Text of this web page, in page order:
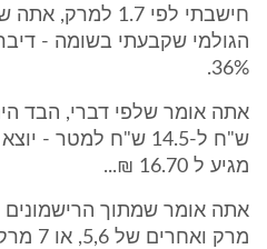
חישבתי לפי 1.7
36%.
ש"ח ל-14.5 ש"ח למטר -
מגיע ל 16.70 ₪...
מרק